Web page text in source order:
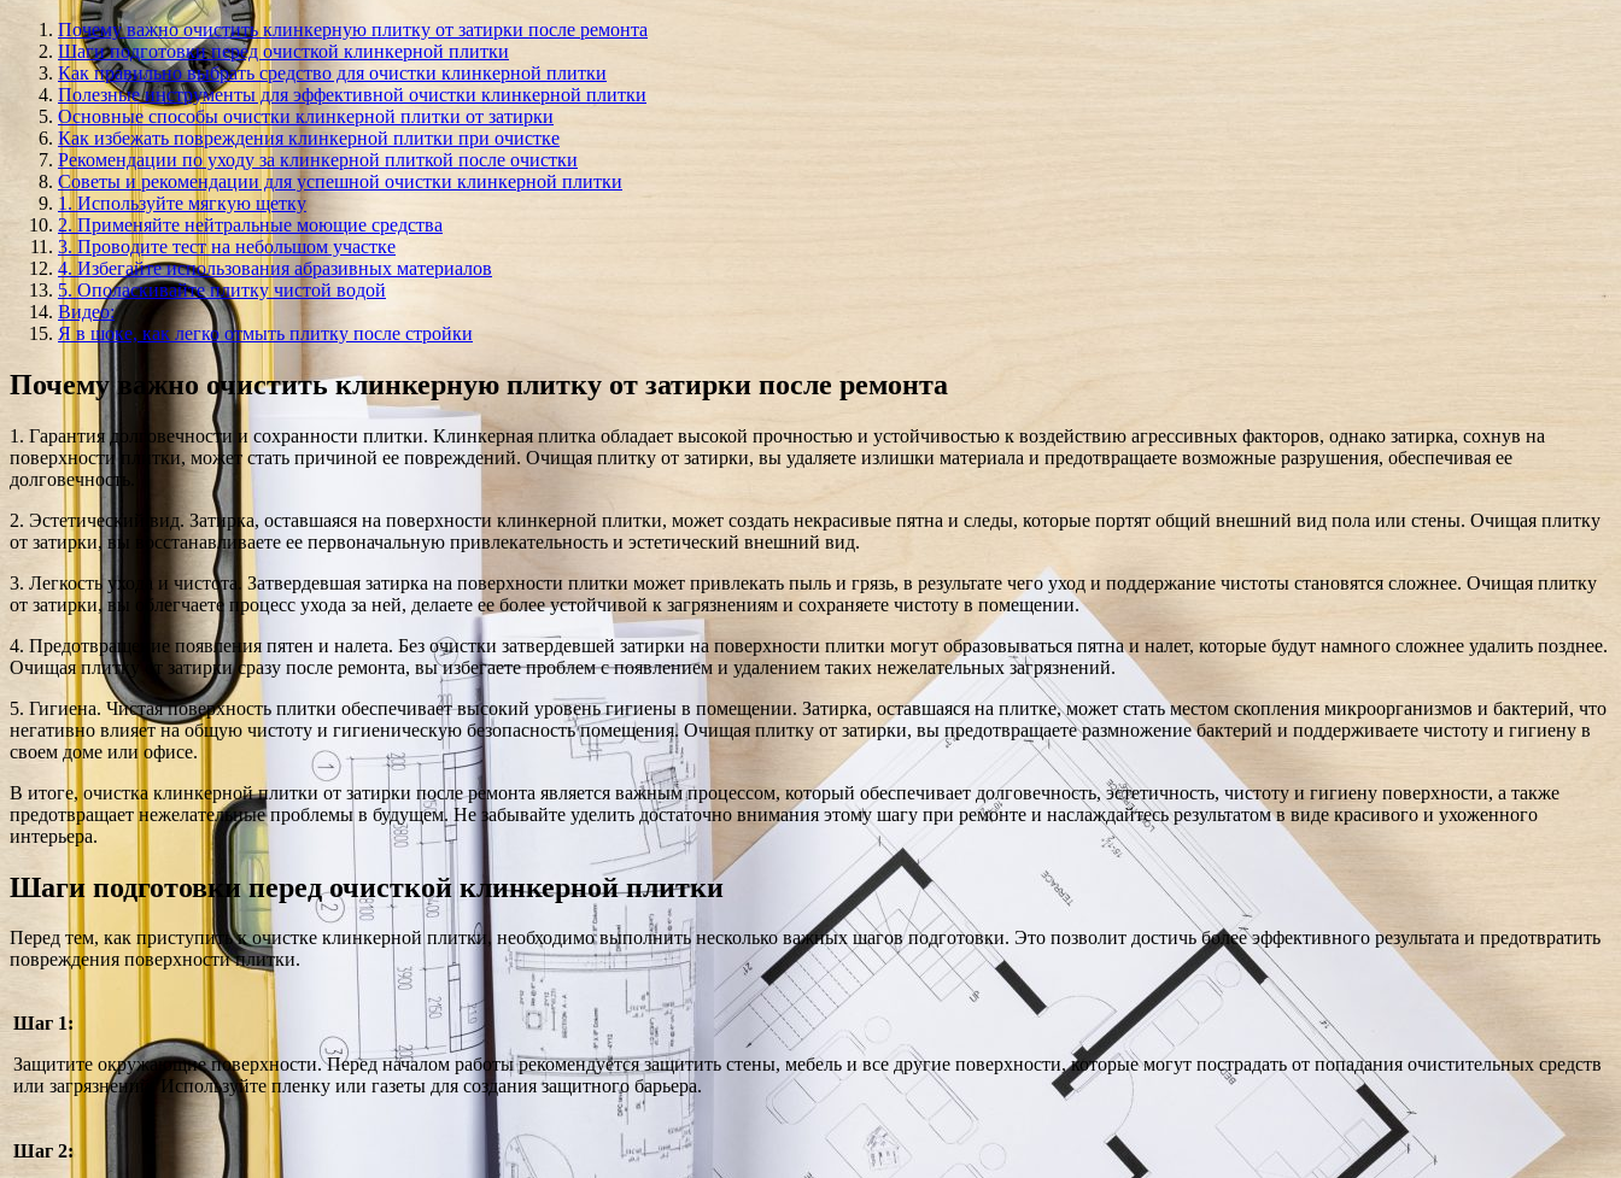
Почему важно очистить клинкерную плитку от затирки после ремонта
Шаги подготовки перед очисткой клинкерной плитки
Как правильно выбрать средство для очистки клинкерной плитки
Полезные инструменты для эффективной очистки клинкерной плитки
Основные способы очистки клинкерной плитки от затирки
Как избежать повреждения клинкерной плитки при очистке
Рекомендации по уходу за клинкерной плиткой после очистки
Советы и рекомендации для успешной очистки клинкерной плитки
1. Используйте мягкую щетку
2. Применяйте нейтральные моющие средства
3. Проводите тест на небольшом участке
4. Избегайте использования абразивных материалов
5. Ополаскивайте плитку чистой водой
Видео:
Я в шоке, как легко отмыть плитку после стройки
Почему важно очистить клинкерную плитку от затирки после ремонта
1. Гарантия долговечности и сохранности плитки. Клинкерная плитка обладает высокой прочностью и устойчивостью к воздействию агрессивных факторов, однако затирка, сохнув на
поверхности плитки, может стать причиной ее повреждений. Очищая плитку от затирки, вы удаляете излишки материала и предотвращаете возможные разрушения, обеспечивая ее
долговечность.
2. Эстетический вид. Затирка, оставшаяся на поверхности клинкерной плитки, может создать некрасивые пятна и следы, которые портят общий внешний вид пола или стены. Очищая плитку
от затирки, вы восстанавливаете ее первоначальную привлекательность и эстетический внешний вид.
3. Легкость ухода и чистота. Затвердевшая затирка на поверхности плитки может привлекать пыль и грязь, в результате чего уход и поддержание чистоты становятся сложнее. Очищая плитку
от затирки, вы облегчаете процесс ухода за ней, делаете ее более устойчивой к загрязнениям и сохраняете чистоту в помещении.
4. Предотвращение появления пятен и налета. Без очистки затвердевшей затирки на поверхности плитки могут образовываться пятна и налет, которые будут намного сложнее удалить позднее.
Очищая плитку от затирки сразу после ремонта, вы избегаете проблем с появлением и удалением таких нежелательных загрязнений.
5. Гигиена. Чистая поверхность плитки обеспечивает высокий уровень гигиены в помещении. Затирка, оставшаяся на плитке, может стать местом скопления микроорганизмов и бактерий, что
негативно влияет на общую чистоту и гигиеническую безопасность помещения. Очищая плитку от затирки, вы предотвращаете размножение бактерий и поддерживаете чистоту и гигиену в
своем доме или офисе.
В итоге, очистка клинкерной плитки от затирки после ремонта является важным процессом, который обеспечивает долговечность, эстетичность, чистоту и гигиену поверхности, а также
предотвращает нежелательные проблемы в будущем. Не забывайте уделить достаточно внимания этому шагу при ремонте и наслаждайтесь результатом в виде красивого и ухоженного
интерьера.
Шаги подготовки перед очисткой клинкерной плитки
Перед тем, как приступить к очистке клинкерной плитки, необходимо выполнить несколько важных шагов подготовки. Это позволит достичь более эффективного результата и предотвратить
повреждения поверхности плитки.
Шаг 1:
Защитите окружающие поверхности. Перед началом работы рекомендуется защитить стены, мебель и все другие поверхности, которые могут пострадать от попадания очистительных средств
или загрязнений. Используйте пленку или газеты для создания защитного барьера.
Шаг 2: